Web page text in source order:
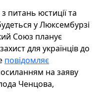
питань юстиції та
у Люксембурзі
Союз планує
для українців до
повідомляє
на заяву
Ченцова,